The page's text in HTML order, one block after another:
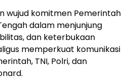
wujud komitmen Pemerintah
dalam menjunjung
dan keterbukaan
memperkuat komunikasi
TNI, Polri, dan